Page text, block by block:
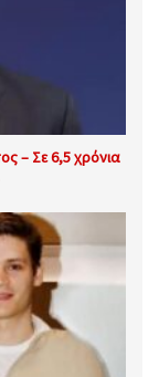
– Σε 6,5 χρόνια